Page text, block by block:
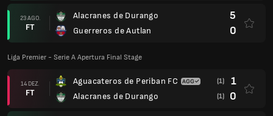
23 AGO.
FT
Alacranes de Durango
Guerreros de Autlan
5
0
Liga Premier - Serie A Apertura Final Stage
14 DEZ.
FT
Aguacateros de Periban FC
Alacranes de Durango
(1) 1
(1) 0